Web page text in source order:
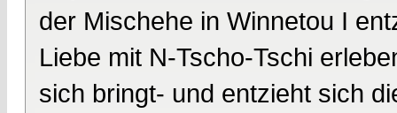
der Mischehe in Winnetou I
Liebe mit N-Tscho-Tschi
sich bringt- und entzieht sich